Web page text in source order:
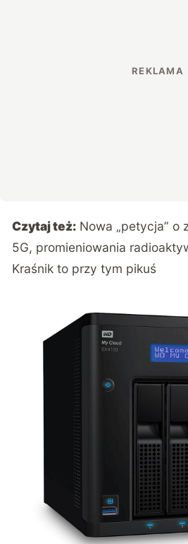
Czytaj też: Nowa „petycja” o
5G, promieniowania
Kraśnik to przy tym pikuś